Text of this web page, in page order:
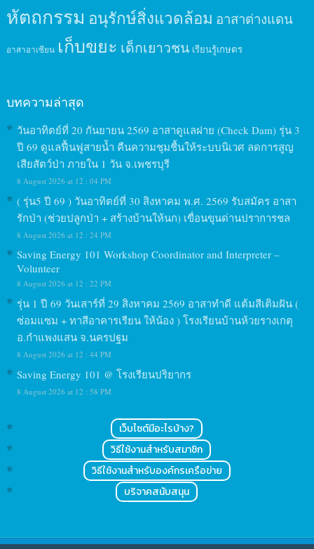
หัตถกรรม อนุรักษ์สิ่งแวดล้อม อาสาต่างแดน
อาสาอาเซียน เก็บขยะ เด็กเยาวชน เรียนรู้เกษตร
บทความล่าสุด
วันอาทิตย์ที่ 20 กันยายน 2569 อาสาดูแลฝาย (Check Dam) รุ่น 3
ปี 69 ดูแลฟื้นฟูสายน้ำ คืนความชุมชื้นให้ระบบนิเวศ ลดการสูญ
เสียสัตว์ป่า ภายใน 1 วัน จ.เพชรบุรี
8 August 2026 at 12 : 04 PM
( รุ่น5 ปี 69 ) วันอาทิตย์ที่ 30 สิงหาคม พ.ศ. 2569 รับสมัคร อาสา
รักป่า (ช่วยปลูกป่า + สร้างบ้านให้นก) เขื่อนขุนด่านปราการชล
8 August 2026 at 12 : 24 PM
Saving Energy 101 Workshop Coordinator and Interpreter –
Volunteer
8 August 2026 at 12 : 22 PM
รุ่น 1 ปี 69 วันเสาร์ที่ 29 สิงหาคม 2569 อาสาทำดี แต้มสีเติมฝัน (
ซ่อมแซม + ทาสีอาคารเรียน ให้น้อง ) โรงเรียนบ้านห้วยรางเกตุ
อ.กำแพงแสน จ.นครปฐม
8 August 2026 at 12 : 44 PM
Saving Energy 101 @ โรงเรียนปริยากร
8 August 2026 at 12 : 58 PM
เว็บไซต์มีอะไรบ้าง?
วิธีใช้งานสำหรับสมาชิก
วิธีใช้งานสำหรับองค์กรเครือข่าย
บริจาคสนับสนุน